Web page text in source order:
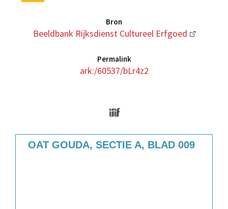
Bron
Beeldbank Rijksdienst Cultureel Erfgoed
Permalink
ark:/60537/bLr4z2
Media Viewer
OAT GOUDA, SECTIE A, BLAD 009